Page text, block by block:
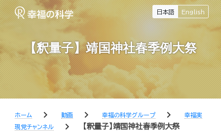
日本語 English
【釈量子】靖国神社春季例大祭
ホーム chevron_right 動画 chevron_right 幸福の科学グループ chevron_right
幸福実
現党チャンネル
chevron_right 【釈量子】靖国神社春季例大祭